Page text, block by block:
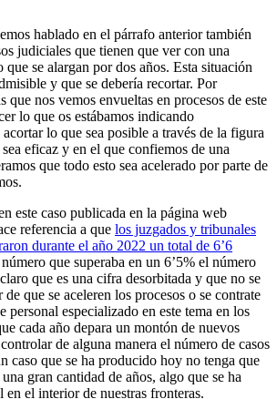
hablado en el párrafo anterior también
judiciales que tienen que ver con una
que se alargan por dos años. Esta situación
y que se debería recortar. Por
que nos vemos envueltas en procesos de este
lo que os estábamos indicando
lo que sea posible a través de la figura
eficaz y en el que confiemos de una
que todo esto sea acelerado por parte de
este caso publicada en la página web
referencia a que los juzgados y tribunales
durante el año 2022 un total de 6’6
que superaba en un 6’5% el número
que es una cifra desorbitada y que no se
que se aceleren los procesos o se contrate
personal especializado en este tema en los
cada año depara un montón de nuevos
de alguna manera el número de casos
caso que se ha producido hoy no tenga que
gran cantidad de años, algo que se ha
el interior de nuestras fronteras.